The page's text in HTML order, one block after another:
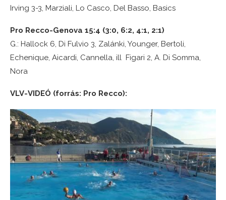
Irving 3-3, Marziali, Lo Casco, Del Basso, Basics
Pro Recco-Genova 15:4 (3:0, 6:2, 4:1, 2:1)
G.: Hallock 6, Di Fulvio 3, Zalánki, Younger, Bertoli,
Echenique, Aicardi, Cannella, ill Figari 2, A. Di Somma,
Nora
VLV-VIDEÓ (forrás: Pro Recco):